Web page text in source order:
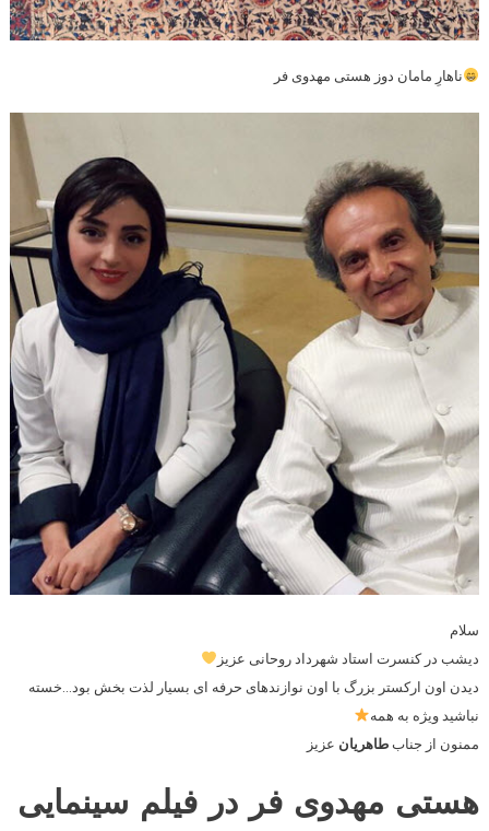
ناهارِ مامان دوز هستی مهدوی فر
سلام
دیشب در کنسرت استاد شهرداد روحانی عزیز
دیدن اون ارکستر بزرگ با اون نوازندهای حرفه ای بسیار لذت بخش بود…خسته
نباشید ویژه به همه
ممنون از جنابطاهریان عزیز
هستی مهدوی فر در فیلم سینمایی